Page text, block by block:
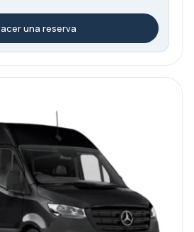
una reserva